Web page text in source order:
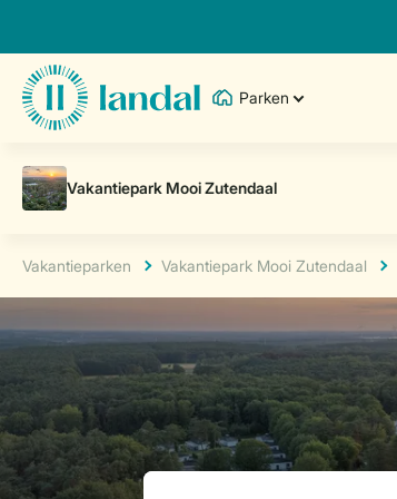
Parken
Vakantieparken Vakantiepark Mooi Zutendaal